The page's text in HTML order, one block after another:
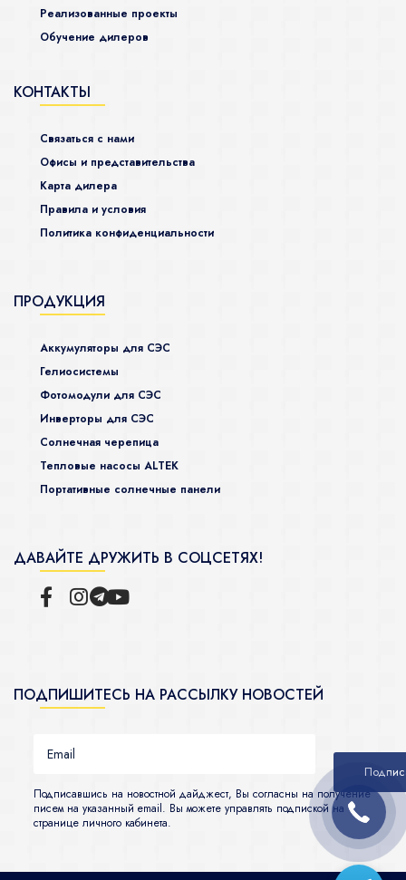
Реализованные проекты
Обучение дилеров
КОНТАКТЫ
Связаться с нами
Офисы и представительства
Карта дилера
Правила и условия
Политика конфиденциальности
ПРОДУКЦИЯ
Аккумуляторы для СЭС
Гелиосистемы
Фотомодули для СЭС
Инверторы для СЭС
Солнечная черепица
Тепловые насосы ALTEK
Портативные солнечные панели
ДАВАЙТЕ ДРУЖИТЬ В СОЦСЕТЯХ!
ПОДПИШИТЕСЬ НА РАССЫЛКУ НОВОСТЕЙ
Подписавшись на новостной дайджест, Вы согласны на получение
писем на указанный email. Вы можете управлять подпиской на
странице личного кабинета.